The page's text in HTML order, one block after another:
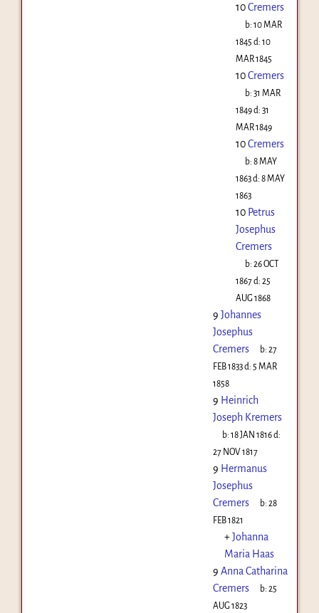
10Cremers
b:10 MAR
1845 d: 10
MAR 1845
10Cremers
b:31 MAR
1849d: 31
MAR 1849
10Cremers
b:8 MAY
1863d: 8 MAY
1863
10 Petrus
Josephus
Cremers
b:26 OCT
1867d: 25
AUG 1868
9 Johannes
Josephus
Cremers
b:27
FEB 1833d: 5 MAR
1858
9 Heinrich
Joseph Kremers
b:18 JAN 1816d:
27 NOV 1817
9 Hermanus
Josephus
Cremers
b:28
FEB 1821
+Johanna
Maria Haas
9 Anna Catharina
Cremers
b:25
AUG 1823